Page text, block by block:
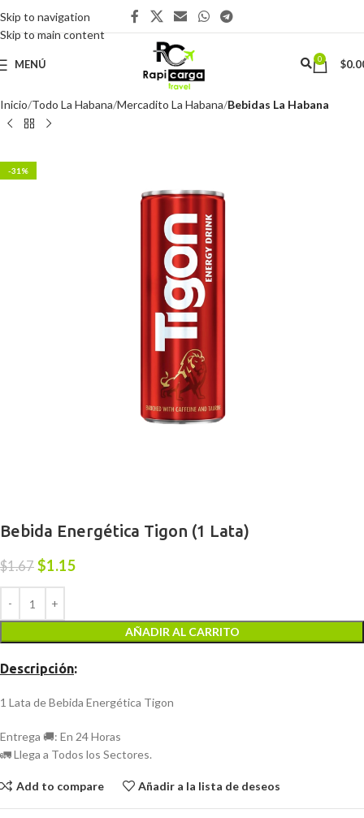
Skip to navigation
Skip to main content
MENÚ 0 $
Inicio Todo La Habana Mercadito La Habana Bebidas La Habana
-31%
Bebida Energética Tigon (1 Lata)
$1.67 $1.15
AÑADIR AL CARRITO
Descripción:
1 Lata de Bebida Energética Tigon
Entrega 🚚: En 24 Horas
🚛 Llega a Todos los Sectores.
Add to compare Añadir a la lista de deseos